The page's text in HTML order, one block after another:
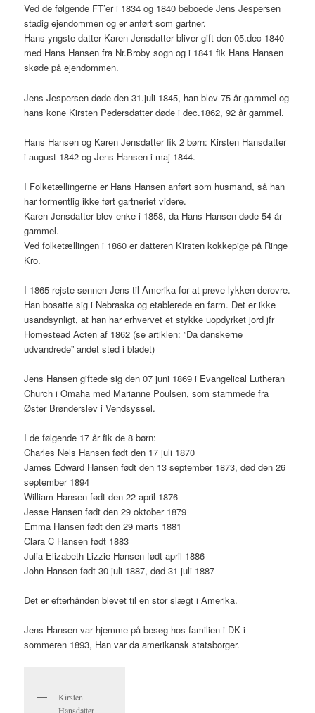
Ved de følgende FT’er i 1834 og 1840 beboede Jens Jespersen
stadig ejendommen og er anført som gartner.
Hans yngste datter Karen Jensdatter bliver gift den 05.dec 1840
med Hans Hansen fra Nr.Broby sogn og i 1841 fik Hans Hansen
skøde på ejendommen.
Jens Jespersen døde den 31.juli 1845, han blev 75 år gammel og
hans kone Kirsten Pedersdatter døde i dec.1862, 92 år gammel.
Hans Hansen og Karen Jensdatter fik 2 børn: Kirsten Hansdatter
i august 1842 og Jens Hansen i maj 1844.
I Folketællingerne er Hans Hansen anført som husmand, så han
har formentlig ikke ført gartneriet videre.
Karen Jensdatter blev enke i 1858, da Hans Hansen døde 54 år
gammel.
Ved folketællingen i 1860 er datteren Kirsten kokkepige på Ringe
Kro.
I 1865 rejste sønnen Jens til Amerika for at prøve lykken derovre.
Han bosatte sig i Nebraska og etablerede en farm. Det er ikke
usandsynligt, at han har erhvervet et stykke uopdyrket jord jfr
Homestead Acten af 1862 (se artiklen: ”Da danskerne
udvandrede” andet sted i bladet)
Jens Hansen giftede sig den 07 juni 1869 i Evangelical Lutheran
Church i Omaha med Marianne Poulsen, som stammede fra
Øster Brønderslev i Vendsyssel.
I de følgende 17 år fik de 8 børn:
Charles Nels Hansen født den 17 juli 1870
James Edward Hansen født den 13 september 1873, død den 26
september 1894
William Hansen født den 22 april 1876
Jesse Hansen født den 29 oktober 1879
Emma Hansen født den 29 marts 1881
Clara C Hansen født 1883
Julia Elizabeth Lizzie Hansen født april 1886
John Hansen født 30 juli 1887, død 31 juli 1887
Det er efterhånden blevet til en stor slægt i Amerika.
Jens Hansen var hjemme på besøg hos familien i DK i
sommeren 1893, Han var da amerikansk statsborger.
Kirsten
Hansdatter